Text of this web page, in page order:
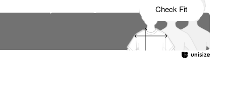
Check Fit